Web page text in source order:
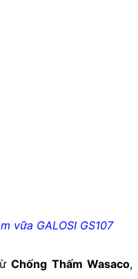
vữa GALOSI GS107
Chống Thấm Wasaco,